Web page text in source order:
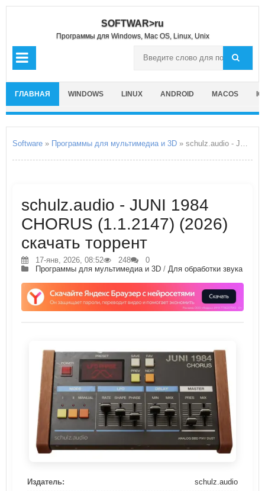
SOFTWAR>ru
Программы для Windows, Mac OS, Linux, Unix
ГЛАВНАЯ WINDOWS LINUX ANDROID MACOS
Software » Программы для мультимедиа и 3D » schulz.audio - JUNI 1984 CHORUS
schulz.audio - JUNI 1984
CHORUS (1.1.2147) (2026)
скачать торрент
17-янв, 2026, 08:52 248
0
Программы для мультимедиа и 3D / Для обработки звука
Издатель: schulz.audio